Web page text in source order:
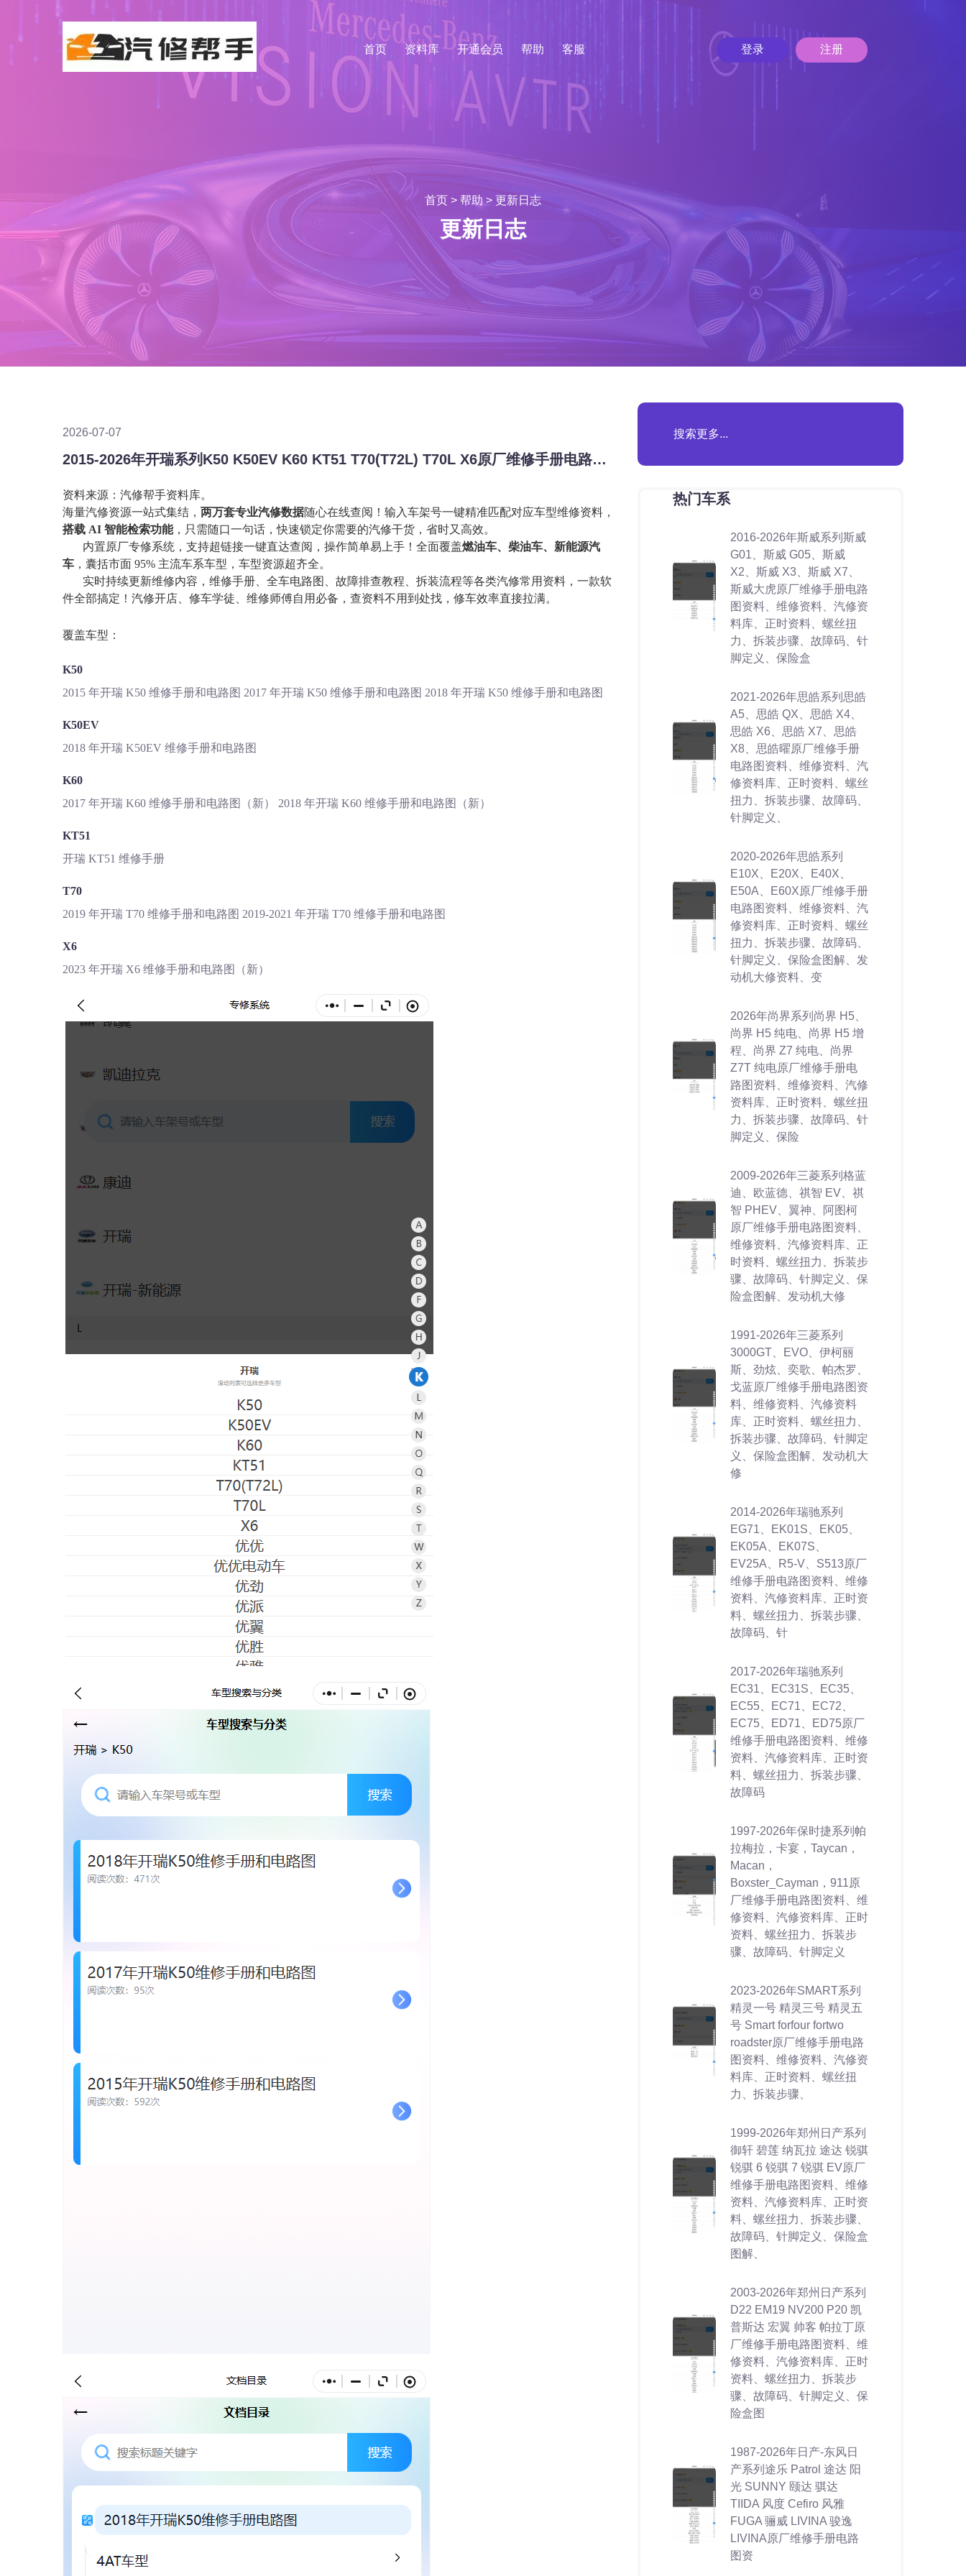
首页 资料库 开通会员 帮助 客服 登录 注册
首页 > 帮助 > 更新日志
更新日志
2026-07-07
2015-2026年开瑞系列K50 K50EV K60 KT51 T70(T72L) T70L X6原厂维修手册电路图资料、维修资料、汽修资料库、正时资料、螺丝扭力、拆装步骤、故障码、针脚定义、保险盒图解、发动机大修资料、变速箱维修资料、底盘维修图纸、车身线路图、传感器线路图、数据流资料、线束走向图、继电器位置图、空调维修图纸、车身控制模块资料、发动机正时图解、大修装配数据、通病故障案例
资料来源：汽修帮手资料库。
海量汽修资源一站式集结， 两万套专业汽修数据随心在线查阅！输入车架号一键精准匹配对应车型维修资料，
搭载 AI 智能检索功能，只需随口一句话，快速锁定你需要的汽修干货，省时又高效。
内置原厂专修系统，支持超链接一键直达查阅，操作简单易上手！全面覆盖燃油车、柴油车、新能源汽
车 ，囊括市面 95% 主流车系车型，车型资源超齐全。
实时持续更新维修内容，维修手册、全车电路图、故障排查教程、拆装流程等各类汽修常用资料，一款软
件全部搞定！汽修开店、修车学徒、维修师傅自用必备，查资料不用到处找，修车效率直接拉满。
覆盖车型：
K50
2015 年开瑞 K50 维修手册和电路图 2017 年开瑞 K50 维修手册和电路图 2018 年开瑞 K50 维修手册和电路图
K50EV
2018 年开瑞 K50EV 维修手册和电路图
K60
2017 年开瑞 K60 维修手册和电路图（新） 2018 年开瑞 K60 维修手册和电路图（新）
KT51
开瑞 KT51 维修手册
T70
2019 年开瑞 T70 维修手册和电路图 2019-2021 年开瑞 T70 维修手册和电路图
X6
2023 年开瑞 X6 维修手册和电路图（新）
热门车系
2016-2026年斯威系列斯威
G01、斯威 G05、斯威
X2、斯威 X3、斯威 X7、
斯威大虎原厂维修手册电路
图资料、维修资料、汽修资
料库、正时资料、螺丝扭
力、拆装步骤、故障码、针
脚定义、保险盒
2021-2026年思皓系列思皓
A5、思皓 QX、思皓 X4、
思皓 X6、思皓 X7、思皓
X8、思皓曜原厂维修手册
电路图资料、维修资料、汽
修资料库、正时资料、螺丝
扭力、拆装步骤、故障码、
针脚定义、
2020-2026年思皓系列
E10X、E20X、E40X、
E50A、E60X原厂维修手册
电路图资料、维修资料、汽
修资料库、正时资料、螺丝
扭力、拆装步骤、故障码、
针脚定义、保险盒图解、发
动机大修资料、变
2026年尚界系列尚界 H5、
尚界 H5 纯电、尚界 H5 增
程、尚界 Z7 纯电、尚界
Z7T 纯电原厂维修手册电
路图资料、维修资料、汽修
资料库、正时资料、螺丝扭
力、拆装步骤、故障码、针
脚定义、保险
2009-2026年三菱系列格蓝
迪、欧蓝德、祺智 EV、祺
智 PHEV、翼神、阿图柯
原厂维修手册电路图资料、
维修资料、汽修资料库、正
时资料、螺丝扭力、拆装步
骤、故障码、针脚定义、保
险盒图解、发动机大修
1991-2026年三菱系列
3000GT、EVO、伊柯丽
斯、劲炫、奕歌、帕杰罗、
戈蓝原厂维修手册电路图资
料、维修资料、汽修资料
库、正时资料、螺丝扭力、
拆装步骤、故障码、针脚定
义、保险盒图解、发动机大
修
2014-2026年瑞驰系列
EG71、EK01S、EK05、
EK05A、EK07S、
EV25A、R5-V、S513原厂
维修手册电路图资料、维修
资料、汽修资料库、正时资
料、螺丝扭力、拆装步骤、
故障码、针
2017-2026年瑞驰系列
EC31、EC31S、EC35、
EC55、EC71、EC72、
EC75、ED71、ED75原厂
维修手册电路图资料、维修
资料、汽修资料库、正时资
料、螺丝扭力、拆装步骤、
故障码
1997-2026年保时捷系列帕
拉梅拉，卡宴，Taycan，
Macan，
Boxster_Cayman，911原
厂维修手册电路图资料、维
修资料、汽修资料库、正时
资料、螺丝扭力、拆装步
骤、故障码、针脚定义
2023-2026年SMART系列
精灵一号 精灵三号 精灵五
号 Smart forfour fortwo
roadster原厂维修手册电路
图资料、维修资料、汽修资
料库、正时资料、螺丝扭
力、拆装步骤、
1999-2026年郑州日产系列
御轩 碧莲 纳瓦拉 途达 锐骐
锐骐 6 锐骐 7 锐骐 EV原厂
维修手册电路图资料、维修
资料、汽修资料库、正时资
料、螺丝扭力、拆装步骤、
故障码、针脚定义、保险盒
图解、
2003-2026年郑州日产系列
D22 EM19 NV200 P20 凯
普斯达 宏翼 帅客 帕拉丁原
厂维修手册电路图资料、维
修资料、汽修资料库、正时
资料、螺丝扭力、拆装步
骤、故障码、针脚定义、保
险盒图
1987-2026年日产-东风日
产系列途乐 Patrol 途达 阳
光 SUNNY 颐达 骐达
TIIDA 风度 Cefiro 风雅
FUGA 骊威 LIVINA 骏逸
LIVINA原厂维修手册电路
图资